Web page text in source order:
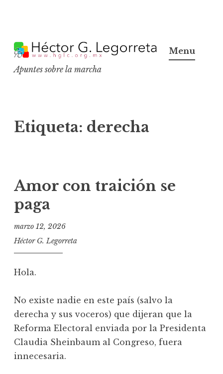
k
p
c
o
n
t
Apuntes sobre la marcha
Menu
Etiqueta: derecha
Amor con traición se
paga
marzo 12, 2026
Héctor G. Legorreta
Hola.
No existe nadie en este país (salvo la
derecha y sus voceros) que dijeran que la
Reforma Electoral enviada por la Presidenta
Claudia Sheinbaum al Congreso, fuera
innecesaria.